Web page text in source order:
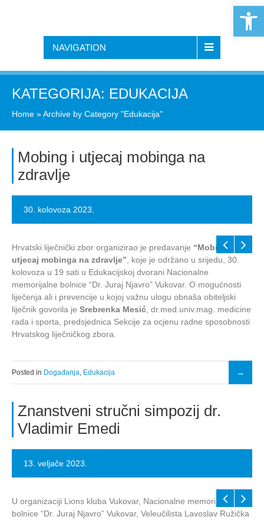
NAVIGATION
KATEGORIJA: EDUKACIJA
Home »Archive by Category "Edukacija"
Mobing i utjecaj mobinga na
zdravlje
30. kolovoza 2023.
Hrvatski liječnički zbor organizirao je predavanje “Mobing i
utjecaj mobinga na zdravlje” , koje je održano u srijedu, 30.
kolovoza u 19 sati u Edukacijskoj dvorani Nacionalne
memorijalne bolnice “Dr. Juraj Njavro” Vukovar. O mogućnosti
liječenja ali i prevencije u kojoj važnu ulogu obnaša obiteljski
liječnik govorila je Srebrenka Mesić , dr.med.univ.mag. medicine
rada i sporta, predsjednica Sekcije za ocjenu radne sposobnosti
Hrvatskog liječničkog zbora.
Posted in Događanja Edukacija
Znanstveni stručni simpozij dr.
Vladimir Emedi
13. veljače 2023.
U organizaciji Lions kluba Vukovar, Nacionalne memorijalne
bolnice “Dr. Juraj Njavro” Vukovar, Veleučilista Lavoslav Ružička